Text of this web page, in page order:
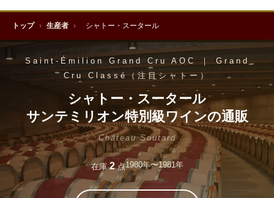
トップ › 生産者 › シャトー・スータール
Saint-Émilion Grand Cru AOC ｜ Grand
Cru Classé（注目シャトー）
シャトー・スータール
サンテミリオン特別級ワインの通販
Château Soutard
在庫2点1980年〜1981年